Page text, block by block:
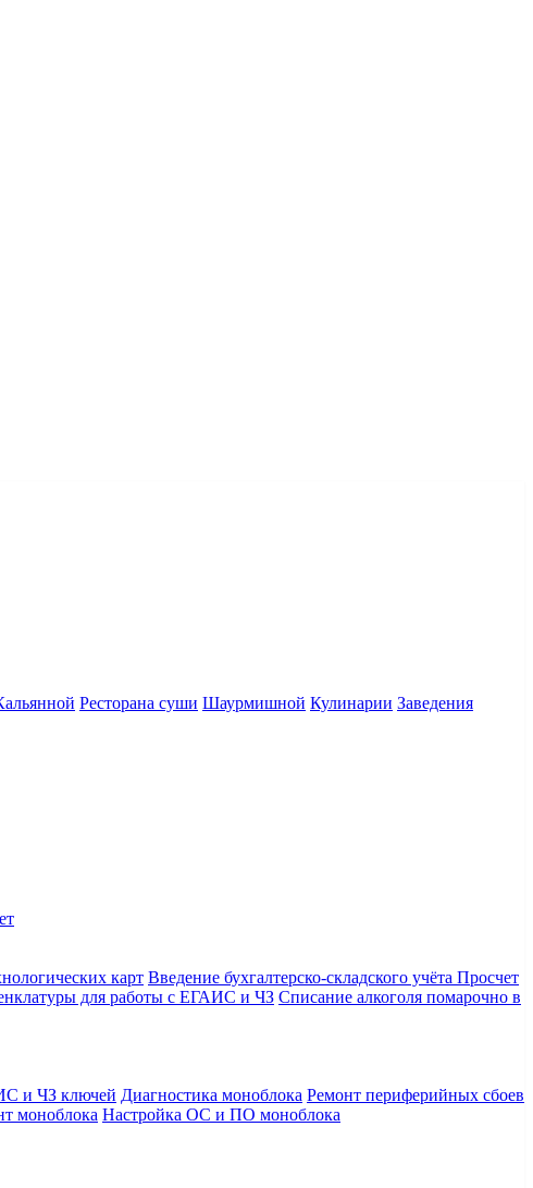
Ресторана суши Шаурмишной Кулинарии Заведения
карт Введение бухгалтерско-складского учёта Просчет
для работы с ЕГАИС и ЧЗ Списание алкоголя помарочно в
и ЧЗ ключей Диагностика моноблока Ремонт периферийных сбоев
моноблока Настройка ОС и ПО моноблока